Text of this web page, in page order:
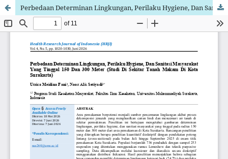
Perbedaan Determinan Lingkungan, Perilaku Hygiene, Dan Sanitasi Masyarakat Yang Tinggal 150 Dan 300 Meter (Studi Di Sekitar Tanah Makam Di Kota Surakarta)